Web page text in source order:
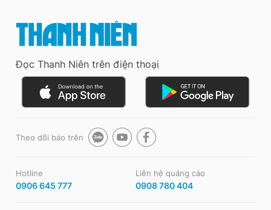
Đọc Thanh Niên trên điện thoại
Theo dõi báo trên
Hotline
0906 645 777
Liên hệ quảng cáo
0908 780 404